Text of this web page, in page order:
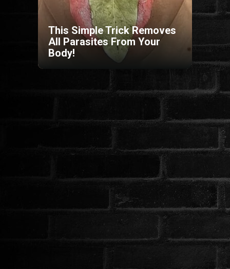
This Simple Trick Removes
All Parasites From Your
Body!